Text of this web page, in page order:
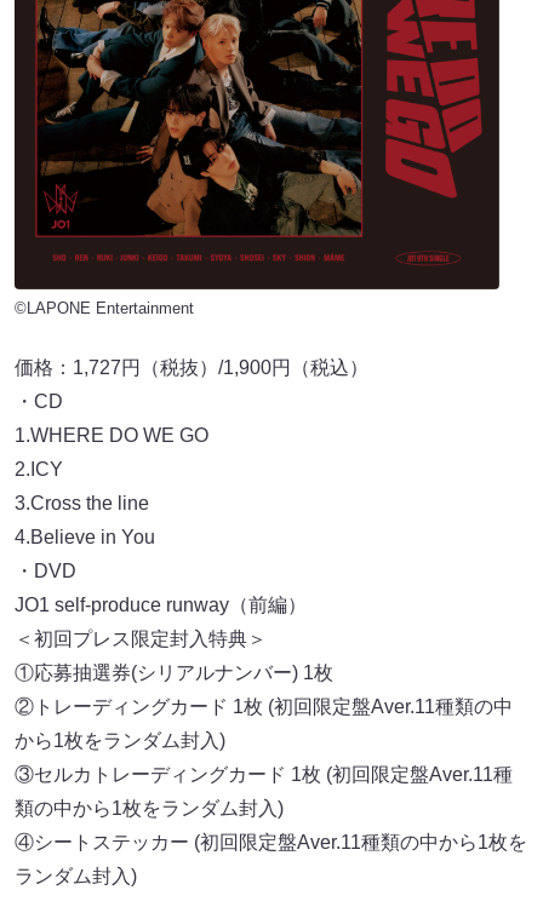
©LAPONE Entertainment
価格：1,727円（税抜）/1,900円（税込）
・CD
1.WHERE DO WE GO
2.ICY
3.Cross the line
4.Believe in You
・DVD
JO1 self-produce runway（前編）
＜初回プレス限定封入特典＞
①応募抽選券(シリアルナンバー) 1枚
②トレーディングカード 1枚 (初回限定盤Aver.11種類の中
から1枚をランダム封入)
③セルカトレーディングカード 1枚 (初回限定盤Aver.11種
類の中から1枚をランダム封入)
④シートステッカー (初回限定盤Aver.11種類の中から1枚を
ランダム封入)